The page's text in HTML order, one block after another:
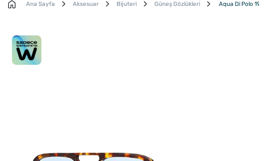
Ana Sayfa Aksesuar Bijuteri Güneş Gözlükleri Aqua Di Polo